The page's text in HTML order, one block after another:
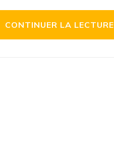
CONTINUER LA LECTURE